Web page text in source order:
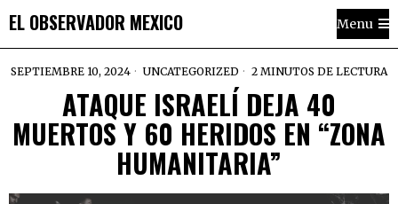
EL OBSERVADOR MEXICO Menu
SEPTIEMBRE 10, 2024 UNCATEGORIZED 2 MINUTOS DE LECTURA
ATAQUE ISRAELÍ DEJA 40
MUERTOS Y 60 HERIDOS EN “ZONA
HUMANITARIA”